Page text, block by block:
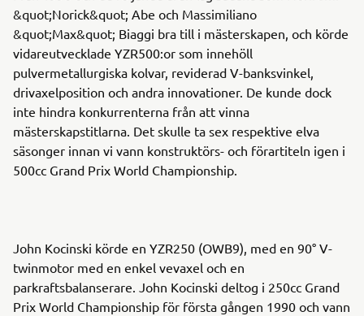
&quot;Norick&quot; Abe och Massimiliano
&quot;Max&quot; Biaggi bra till i mästerskapen, och körde
vidareutvecklade YZR500:or som innehöll
pulvermetallurgiska kolvar, reviderad V-banksvinkel,
drivaxelposition och andra innovationer. De kunde dock
inte hindra konkurrenterna från att vinna
mästerskapstitlarna. Det skulle ta sex respektive elva
säsonger innan vi vann konstruktörs- och förartiteln igen i
500cc Grand Prix World Championship.
John Kocinski körde en YZR250 (OWB9), med en 90° V-
twinmotor med en enkel vevaxel och en
parkraftsbalanserare. John Kocinski deltog i 250cc Grand
Prix World Championship för första gången 1990 och vann